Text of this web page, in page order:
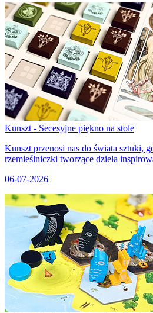
Kunszt - Secesyjne piękno na stole
Kunszt przenosi nas do świata sztuki,
rzemieślniczki tworzące dzieła
06-07-2026